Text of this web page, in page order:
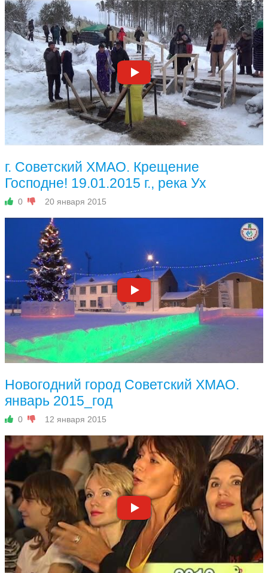
г. Советский ХМАО. Крещение
Господне! 19.01.2015 г., река Ух
0 20 января 2015
Новогодний город Советский ХМАО.
январь 2015_год
0 12 января 2015